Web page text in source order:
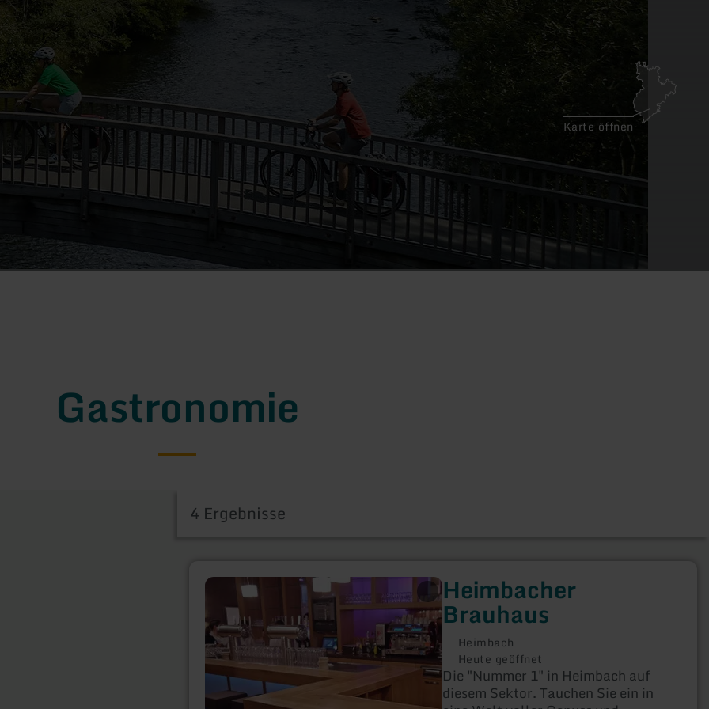
Karte öffnen
Gastronomie
4 Ergebnisse
Heimbacher
Brauhaus
Heimbach
Heute geöffnet
Die "Nummer 1" in Heimbach auf
diesem Sektor. Tauchen Sie ein in
mehr
erfahren
Heimbacher
Brauhaus